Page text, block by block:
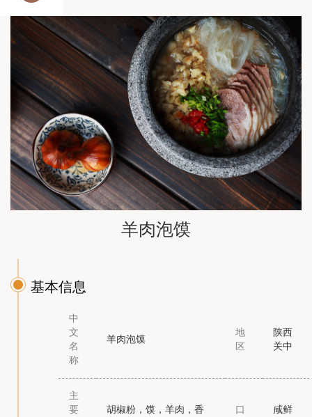
水盆羊肉
岐山臊子
面
羊肉泡馍
基本信息
中
文
名
称
羊肉泡馍
地
区
陕西
关中
主
要
胡椒粉，馍，羊肉，香
口
咸鲜